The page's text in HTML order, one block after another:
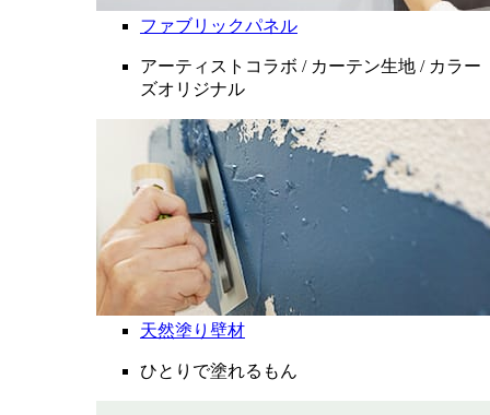
ファブリックパネル
アーティストコラボ / カーテン生地 / カラー
ズオリジナル
天然塗り壁材
ひとりで塗れるもん